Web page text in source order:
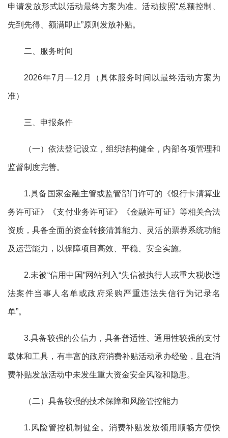
申请发放形式以活动最终方案为准。活动按照“总额控制、
先到先得、额满即止”原则发放补贴。
二、服务时间
2026年7月—12月 （具体服务时间以最终活动方案为
准）
三、申报条件
（一）依法登记设立， 组织结构健全，内部各项管理和
监督制度完善。
1.具备国家金融主管或监管部门许可的《银行卡清算业
务许可证》《支付业务许可证》《金融许可证》等相关合法
资质，具备全面的资金转接清算能力、灵活的票券系统功能
及运营能力，以保障项目高效、平稳、安全实施。
2.未被“信用中国”网站列入“失信被执行人或重大税收违
法案件当事人名单或政府采购严重违法失信行为记录名
单”。
3.具备较强的公信力，具备普适性、通用性较强的支付
载体和工具 ， 有丰富的政府消费补贴活动承办经验，且在消
费补贴发放活动中未发生重大资金安全风险和隐患。
（二）具备较强的技术保障和风险管控能力
1.风险管控机制健全。消费补贴发放领用顺畅方便快